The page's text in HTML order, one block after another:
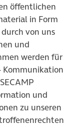
öffentlichen
in Form
von uns
und
werden für
und
zu unseren